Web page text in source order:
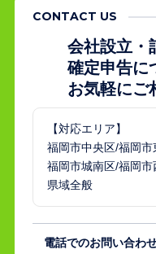
CONTACT US
会社設立・
確定申告に
お気軽にご
【対応エリア】
福岡市中央区/福岡
福岡市城南区/福岡
県域全般
電話でのお問い合わ